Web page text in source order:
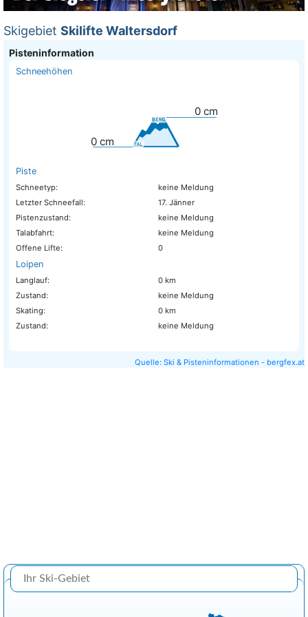
Skigebiet Skilifte Waltersdorf
Pisteninformation
Schneehöhen
0 cm
0 cm
Piste
Schneetyp:
keine Meldung
Letzter Schneefall:
17. Jänner
Pistenzustand:
keine Meldung
Talabfahrt:
keine Meldung
Offene Lifte:
0
Loipen
Langlauf:
0 km
Zustand:
keine Meldung
Skating:
0 km
Zustand:
keine Meldung
Quelle: Ski & Pisteninformationen - bergfex.at